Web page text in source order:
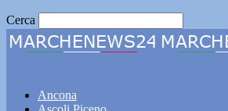
Cerca
Ancona